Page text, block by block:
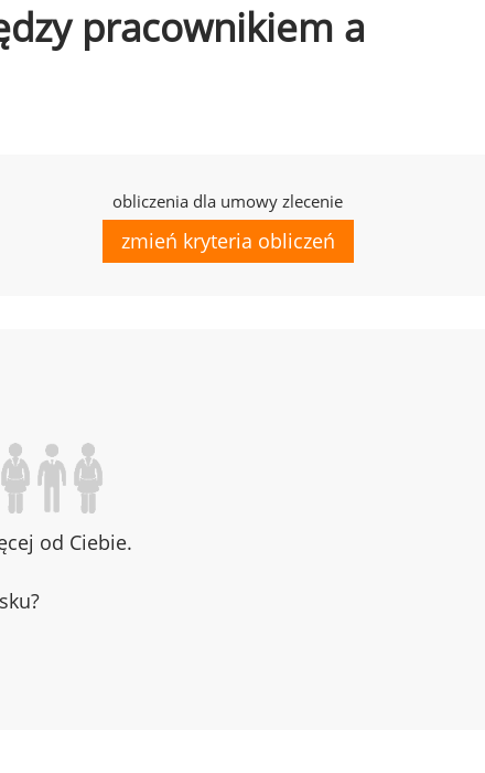
pracownikiem a
obliczenia dla umowy zlecenie
zmień kryteria obliczeń
od Ciebie.